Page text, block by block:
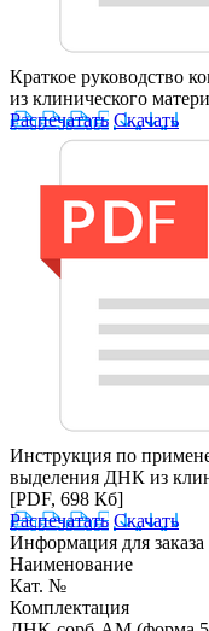
Краткое руководство
из клинического
Распечатать Скачать
Инструкция по
выделения ДНК из
[PDF, 698 Кб]
Распечатать Скачать
Информация для заказа
Наименование
Кат. №
Комплектация